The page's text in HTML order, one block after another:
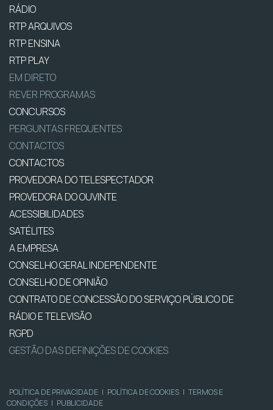
RÁDIO
RTP ARQUIVOS
RTP ENSINA
RTP PLAY
EM DIRETO
REVER PROGRAMAS
CONCURSOS
PERGUNTAS FREQUENTES
CONTACTOS
CONTACTOS
PROVEDORA DO TELESPECTADOR
PROVEDORA DO OUVINTE
ACESSIBILIDADES
SATÉLITES
A EMPRESA
CONSELHO GERAL INDEPENDENTE
CONSELHO DE OPINIÃO
CONTRATO DE CONCESSÃO DO SERVIÇO PÚBLICO DE
RÁDIO E TELEVISÃO
RGPD
GESTÃO DAS DEFINIÇÕES DE COOKIES
POLÍTICA DE PRIVACIDADE | POLÍTICA DE COOKIES | TERMOS E
CONDIÇÕES | PUBLICIDADE